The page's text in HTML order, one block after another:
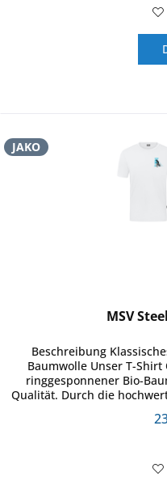
JAKO
MSV
Beschreibung
Baumwolle Unser T-
ringgesponnener Bio-
Qualität. Durch die